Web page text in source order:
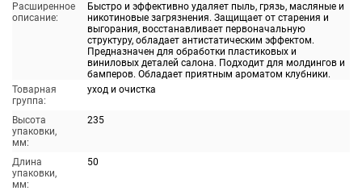
Расширенное
описание:
Быстро и эффективно удаляет пыль, грязь, масляные и
никотиновые загрязнения. Защищает от старения и
выгорания, восстанавливает первоначальную
структуру, обладает антистатическим эффектом.
Предназначен для обработки пластиковых и
виниловых деталей салона. Подходит для молдингов и
бамперов. Обладает приятным ароматом клубники.
Товарная
группа:
уход и очистка
Высота
упаковки,
мм:
235
Длина
упаковки,
мм:
50